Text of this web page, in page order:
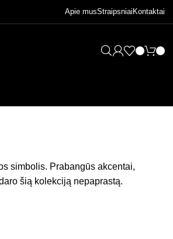
Apie musStraipsniai Kontaktai
simbolis. Prabangūs akcentai,
šią kolekciją nepaprastą.